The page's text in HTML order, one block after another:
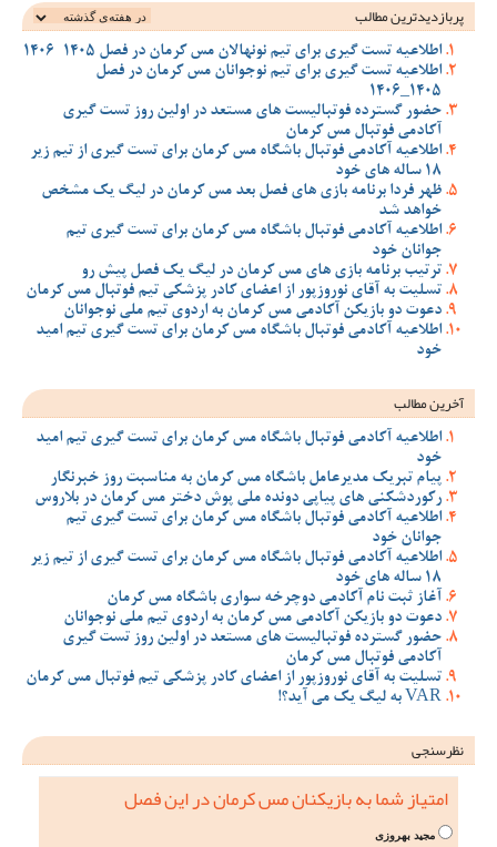
پربازدیدترین‌ مطالب
اطلاعیه تست گیری برای تیم نونهالان مس کرمان در فصل 1405-1406
اطلاعیه تست گیری برای تیم نوجوانان مس کرمان در فصل
1405_1406
حضور گسترده فوتبالیست های مستعد در اولین روز تست گیری
آکادمی فوتبال مس کرمان
اطلاعیه آکادمی فوتبال باشگاه مس کرمان برای تست گیری از تیم زیر
18 ساله های خود
ظهر فردا برنامه بازی های فصل بعد مس کرمان در لیگ یک مشخص
خواهد شد
اطلاعیه آکادمی فوتبال باشگاه مس کرمان برای تست گیری تیم
جوانان خود
ترتیب برنامه بازی های مس کرمان در لیگ یک فصل پیش رو
تسلیت به آقای نوروزپور از اعضای کادر پزشکی تیم فوتبال مس کرمان
دعوت دو بازیکن آکادمی مس کرمان به اردوی تیم ملی نوجوانان
اطلاعیه آکادمی فوتبال باشگاه مس کرمان برای تست گیری تیم امید
خود
آخرین مطالب
اطلاعیه آکادمی فوتبال باشگاه مس کرمان برای تست گیری تیم امید
خود
پیام تبریک مدیرعامل باشگاه مس کرمان به مناسبت روز خبرنگار
رکوردشکنی های پیاپی دونده ملی پوش دختر مس کرمان در بلاروس
اطلاعیه آکادمی فوتبال باشگاه مس کرمان برای تست گیری تیم
جوانان خود
اطلاعیه آکادمی فوتبال باشگاه مس کرمان برای تست گیری از تیم زیر
18 ساله های خود
آغاز ثبت نام آکادمی دوچرخه سواری باشگاه مس کرمان
دعوت دو بازیکن آکادمی مس کرمان به اردوی تیم ملی نوجوانان
حضور گسترده فوتبالیست های مستعد در اولین روز تست گیری
آکادمی فوتبال مس کرمان
تسلیت به آقای نوروزپور از اعضای کادر پزشکی تیم فوتبال مس کرمان
VAR به لیگ یک می آید؟!
نظرسنجی
امتیاز شما به بازیکنان مس کرمان در این فصل
مجید بهروزی